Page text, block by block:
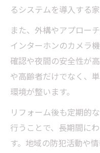
るシステムを導入する
また、外構やアプロー
インターホンのカメラ
確認や夜間の安全性が
や高齢者だけでなく、
環境が整います。
リフォーム後も定期的
行うことで、長期間に
す。地域の防犯活動や